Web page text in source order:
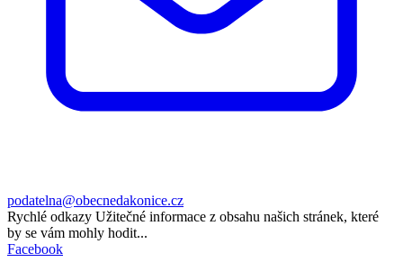
podatelna@obecnedakonice.cz
Rychlé odkazy Užitečné informace z obsahu našich stránek, které
by se vám mohly hodit...
Facebook